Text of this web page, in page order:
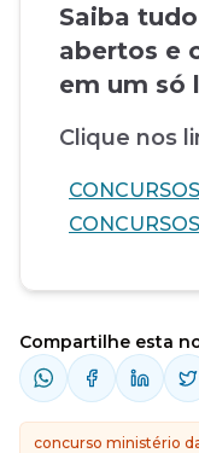
Saiba
abertos e
em um só
Clique nos
Compartilhe esta
concurso ministério